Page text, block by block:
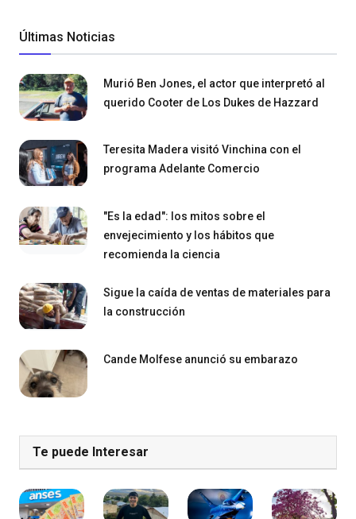
Últimas Noticias
Murió Ben Jones, el actor que interpretó al
querido Cooter de Los Dukes de Hazzard
Teresita Madera visitó Vinchina con el
programa Adelante Comercio
"Es la edad": los mitos sobre el
envejecimiento y los hábitos que
recomienda la ciencia
Sigue la caída de ventas de materiales para
la construcción
Cande Molfese anunció su embarazo
Te puede Interesar